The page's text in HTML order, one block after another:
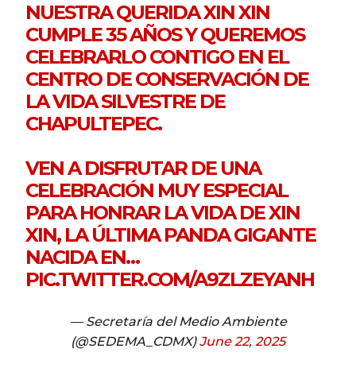
NUESTRA QUERIDA XIN XIN
CUMPLE 35 AÑOS Y QUEREMOS
CELEBRARLO CONTIGO EN EL
CENTRO DE CONSERVACIÓN DE
LA VIDA SILVESTRE DE
CHAPULTEPEC.
VEN A DISFRUTAR DE UNA
CELEBRACIÓN MUY ESPECIAL
PARA HONRAR LA VIDA DE XIN
XIN, LA ÚLTIMA PANDA GIGANTE
NACIDA EN…
PIC.TWITTER.COM/A9ZLZEYANH
— Secretaría del Medio Ambiente
(@SEDEMA_CDMX)June 22, 2025